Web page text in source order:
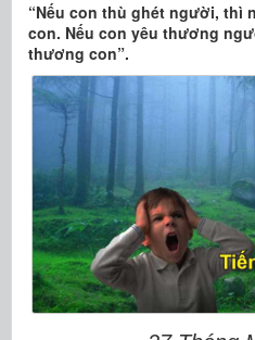
“Nếu con thù ghét người, thì
con. Nếu con yêu thương
thương con”.